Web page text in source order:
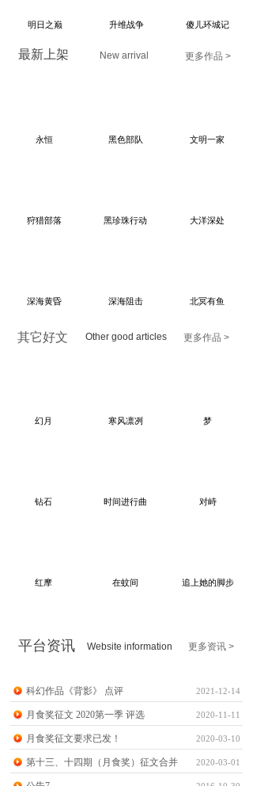
明日之巅 升维战争 傻儿环城记
最新上架 更多作品 >
New arrival
永恒 黑色部队 文明一家
狩猎部落 黑珍珠行动 大洋深处
深海黄昏 深海阻击 北冥有鱼
其它好文 更多作品 >
Other good articles
幻月 寒风凛冽 梦
钻石 时间进行曲 对峙
红摩 在蚊间 追上她的脚步
平台资讯 更多资讯 >
Website information
科幻作品《背影》 点评 2021-12-14
月食奖征文 2020第一季 评选 2020-11-11
月食奖征文要求已发！ 2020-03-10
第十三、十四期（月食奖）征文合并 2020-03-01